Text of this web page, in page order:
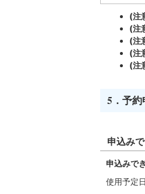
(注
(注
(注
(注
(注
5．予
申込み
申込みで
使用予定